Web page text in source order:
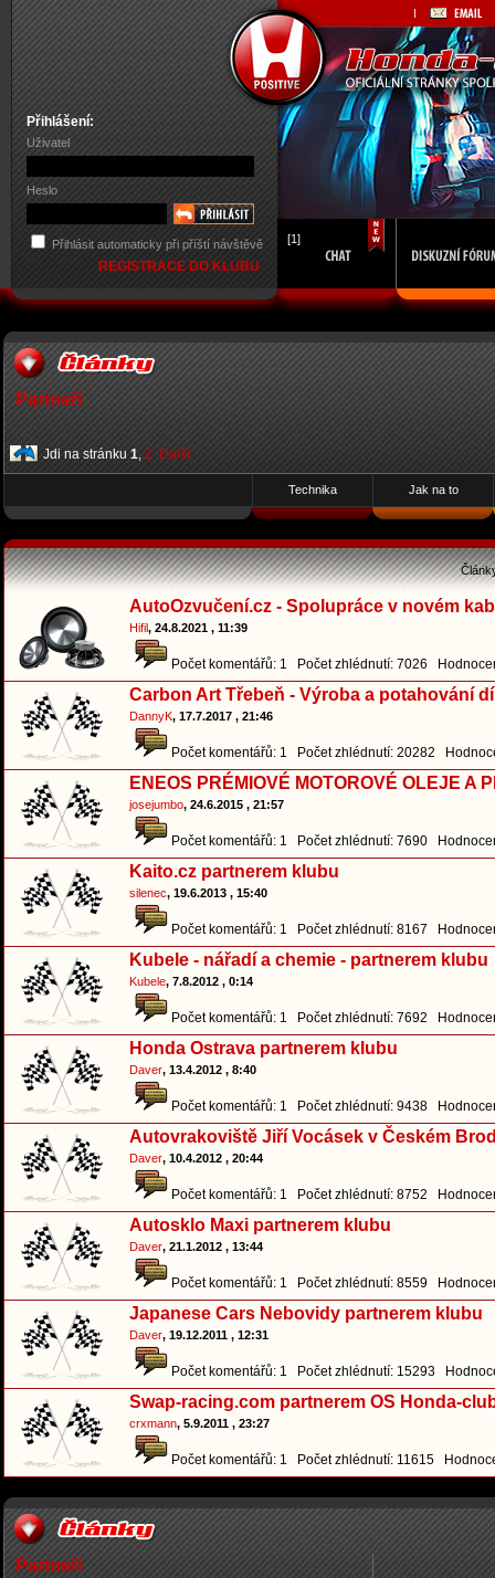
Přihlášení:
Uživatel
Heslo
Přihlásit automaticky při příští návštěvě
REGISTRACE DO KLUBU
[1]
Partneři
Jdi na stránku 1, 2 Další
Technika Jak na to
AutoOzvučení.cz - Spolupráce v novém
Hifil, 24.8.2021 , 11:39
Počet komentářů: 1 Počet zhlédnutí: 7026
Carbon Art Třebeň - Výroba a potahování
DannyK, 17.7.2017 , 21:46
Počet komentářů: 1 Počet zhlédnutí: 20282
ENEOS PRÉMIOVÉ MOTOROVÉ OLEJE A
josejumbo, 24.6.2015 , 21:57
Počet komentářů: 1 Počet zhlédnutí: 7690
Kaito.cz partnerem klubu
silenec, 19.6.2013 , 15:40
Počet komentářů: 1 Počet zhlédnutí: 8167
Kubele - nářadí a chemie - partnerem klubu
Kubele, 7.8.2012 , 0:14
Počet komentářů: 1 Počet zhlédnutí: 7692
Honda Ostrava partnerem klubu
Daver, 13.4.2012 , 8:40
Počet komentářů: 1 Počet zhlédnutí: 9438
Autovrakoviště Jiří Vocásek v Českém
Daver, 10.4.2012 , 20:44
Počet komentářů: 1 Počet zhlédnutí: 8752
Autosklo Maxi partnerem klubu
Daver, 21.1.2012 , 13:44
Počet komentářů: 1 Počet zhlédnutí: 8559
Japanese Cars Nebovidy partnerem klubu
Daver, 19.12.2011 , 12:31
Počet komentářů: 1 Počet zhlédnutí: 15293
Swap-racing.com partnerem OS Honda-
crxmann, 5.9.2011 , 23:27
Počet komentářů: 1 Počet zhlédnutí: 11615
Partneři